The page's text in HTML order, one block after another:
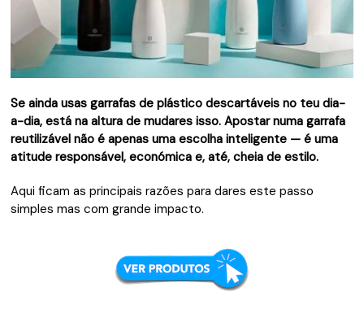
Se ainda usas garrafas de plástico descartáveis no teu dia-
a-dia, está na altura de mudares isso. Apostar numa garrafa
reutilizável não é apenas uma escolha inteligente — é uma
atitude responsável, económica e, até, cheia de estilo.
Aqui ficam as principais razões para dares este passo
simples mas com grande impacto.